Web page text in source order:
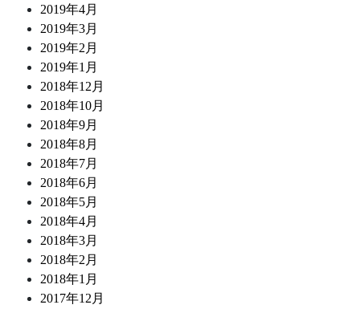
2019年4月
2019年3月
2019年2月
2019年1月
2018年12月
2018年10月
2018年9月
2018年8月
2018年7月
2018年6月
2018年5月
2018年4月
2018年3月
2018年2月
2018年1月
2017年12月